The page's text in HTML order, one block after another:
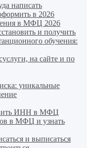
написать
в 2026
в МФЦ 2026
и получить
обучения:
на сайте и по
уникальные
ИНН в МФЦ
в МФЦ и узнать
и выписаться